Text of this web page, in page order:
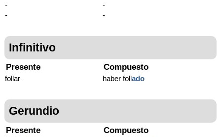
-
-
-
-
Infinitivo
Presente
follar
Compuesto
haber follado
Gerundio
Presente Compuesto